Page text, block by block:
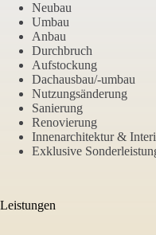
Neubau
Umbau
Anbau
Durchbruch
Aufstockung
Dachausbau/-umbau
Nutzungsänderung
Sanierung
Renovierung
Innenarchitektur &
Exklusive
Leistungen